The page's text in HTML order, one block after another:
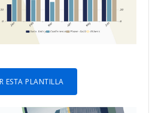
ESTA PLANTILLA